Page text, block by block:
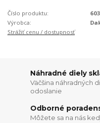
Číslo produktu:
Výrobca:
Strážiť cenu / dostupnosť
Náhradné diely
Väčšina náhradných
odoslanie
Odborné
Môžete sa na nás